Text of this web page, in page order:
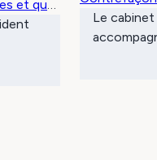
et quel
légalement
Le cabinet